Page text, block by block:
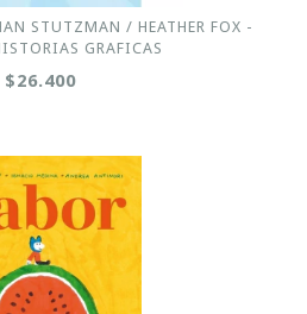
STUTZMAN / HEATHER FOX -
GRAFICAS
$26.400